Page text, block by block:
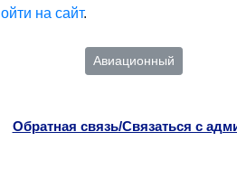
на сайт.
Авиационный
Обратная связь/Связаться с